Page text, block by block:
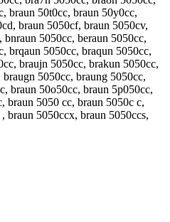
braun 50t0cc, braun 50y0cc,
braun 5050cf, braun 5050cv,
5050cc, beraun 5050cc,
brqaun 5050cc, braqun 5050cc,
braujn 5050cc, brakun 5050cc,
5050cc, braung 5050cc,
braun 50o50cc, braun 5p050cc,
braun 5050 cc, braun 5050c c,
braun 5050ccx, braun 5050ccs,